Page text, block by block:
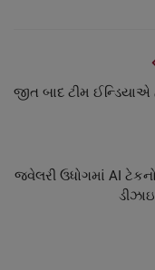
જીત બાદ ટીમ ઈન્ડિયાએ
જવેલરી ઉધોગમાં AI